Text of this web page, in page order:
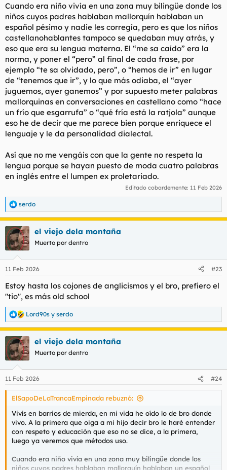
Cuando era niño vivía en una zona muy bilingüe donde los
niños cuyos padres hablaban mallorquín hablaban un
español pésimo y nadie les corregía, pero es que los niños
castellanohablantes tampoco se quedaban muy atrás, y
eso que era su lengua materna. El “me sa caído” era la
norma, y poner el “pero” al final de cada frase, por
ejemplo “te sa olvidado, pero”, o “hemos de ir” en lugar
de “tenemos que ir”, y lo que más odiaba, el “ayer
juguemos, ayer ganemos” y por supuesto meter palabras
mallorquinas en conversaciones en castellano como “hace
un frío que esgarrufa” o “qué fría está la ratjola” aunque
eso he de decir que me parece bien porque enriquece el
lenguaje y le da personalidad dialectal.
Así que no me vengáis con que la gente no respeta la
lengua porque se hayan puesto de moda cuatro palabras
en inglés entre el lumpen ex proletariado.
Editado cobardemente: 11 Feb 2026
R
e
a
c
c
i
e
:
serdo
el viejo dela montaña
Muerto por dentro
11 Feb 2026 #23
Estoy hasta los cojones de anglicismos y el bro, prefiero el
"tio", es más old school
R
e
a
c
c
i
e
s
Lord90s y serdo
el viejo dela montaña
Muerto por dentro
11 Feb 2026 #24
ElSapoDeLaTrancaEmpinada rebuznó:
Vivís en barrios de mierda, en mi vida he oído lo de bro donde
vivo. A la primera que oiga a mi hijo decir bro le haré entender
con respeto y educación que eso no se dice, a la primera,
luego ya veremos que métodos uso.
Cuando era niño vivía en una zona muy bilingüe donde los
niños cuyos padres hablaban mallorquín hablaban un español